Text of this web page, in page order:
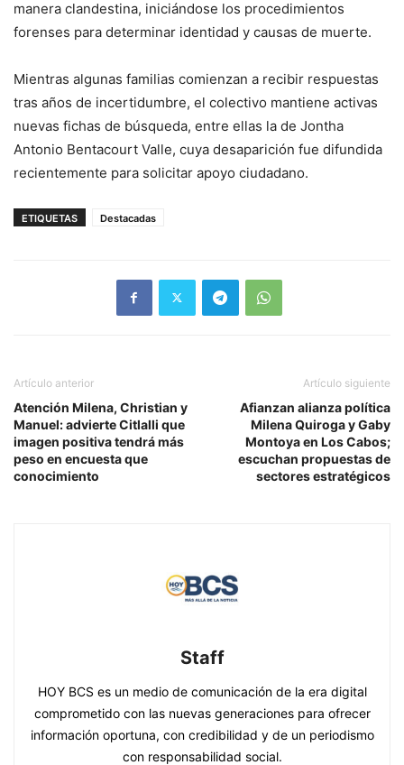
manera clandestina, iniciándose los procedimientos
forenses para determinar identidad y causas de muerte.
Mientras algunas familias comienzan a recibir respuestas
tras años de incertidumbre, el colectivo mantiene activas
nuevas fichas de búsqueda, entre ellas la de Jontha
Antonio Bentacourt Valle, cuya desaparición fue difundida
recientemente para solicitar apoyo ciudadano.
ETIQUETAS Destacadas
Artículo anterior
Atención Milena, Christian y
Manuel: advierte Citlalli que
imagen positiva tendrá más
peso en encuesta que
conocimiento
Artículo siguiente
Afianzan alianza política
Milena Quiroga y Gaby
Montoya en Los Cabos;
escuchan propuestas de
sectores estratégicos
Staff
HOY BCS es un medio de comunicación de la era digital
comprometido con las nuevas generaciones para ofrecer
información oportuna, con credibilidad y de un periodismo
con responsabilidad social.